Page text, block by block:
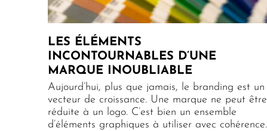
LES ÉLÉMENTS
INCONTOURNABLES D’UNE
MARQUE INOUBLIABLE
Aujourd’hui, plus que jamais, le branding est un
vecteur de croissance. Une marque ne peut être
réduite à un logo. C’est bien un ensemble
d’éléments graphiques à utiliser avec cohérence.